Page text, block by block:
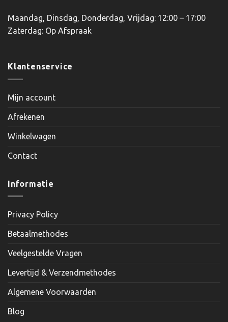
Maandag, Dinsdag, Donderdag, Vrijdag: 12:00 – 17:00
Zaterdag: Op Afspraak
Klantenservice
Mijn account
Afrekenen
Winkelwagen
Contact
Informatie
Privacy Policy
Betaalmethodes
Veelgestelde Vragen
Levertijd & Verzendmethodes
Algemene Voorwaarden
Blog